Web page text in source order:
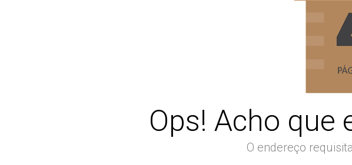
Ops! Acho que
O endereço